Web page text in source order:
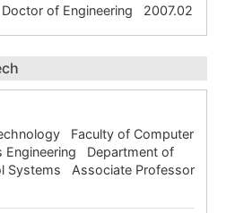
of Engineering 2007.02
Faculty of Computer
Engineering Department of
Systems Associate Professor